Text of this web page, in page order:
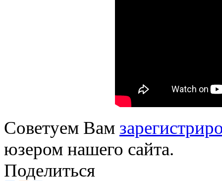
Советуем Вам
юзером нашего сайта.
Поделиться